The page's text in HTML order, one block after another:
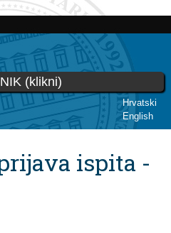
Hrvatski
English
(klikni)
ispita -